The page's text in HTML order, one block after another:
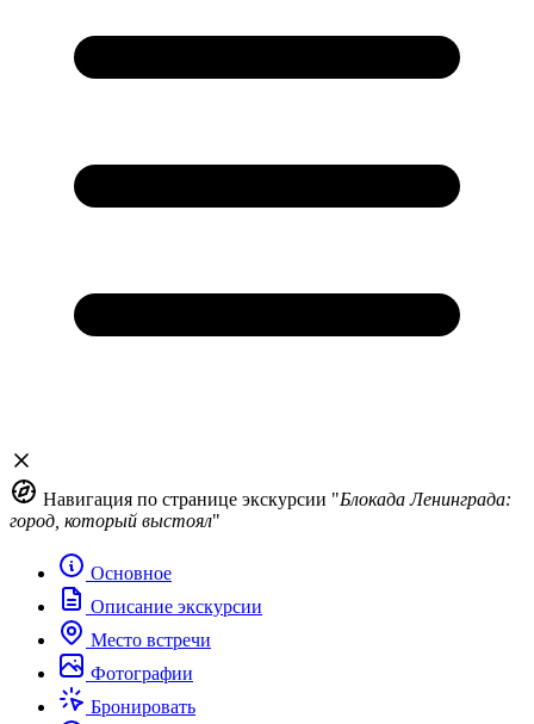
Навигация по странице экскурсии "Блокада Ленинграда:
город, который выстоял"
Основное
Описание экскурсии
Место встречи
Фотографии
Бронировать